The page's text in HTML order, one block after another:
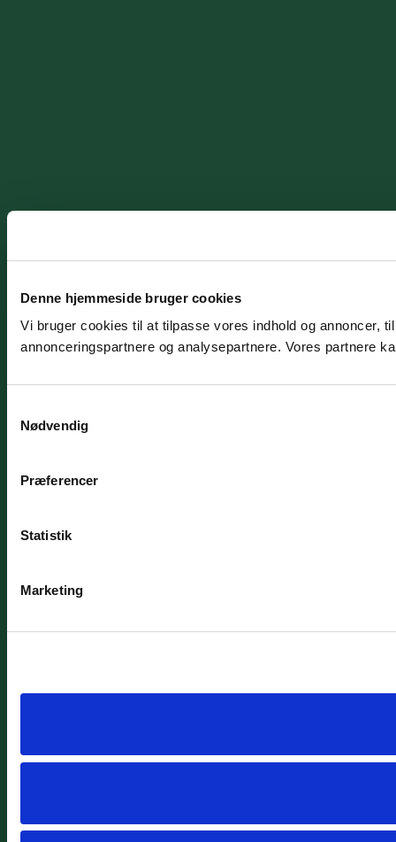
Denne hjemmeside bruger cookies
Vi bruger cookies til at tilpasse vores indhold og annoncer,
annonceringspartnere og analysepartnere. Vores partnere
Nødvendig
Præferencer
Statistik
Marketing